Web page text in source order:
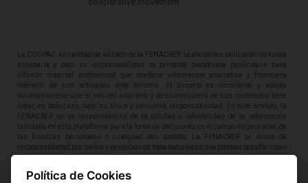
La COOPAC, en calidad de afiliado de la FENACREP, se encuentra utilizando de forma
voluntaria y bajo su responsabilidad la presente plataforma publicitaria para
difundir material audiovisual que contiene información asociativa y financiera
referente de sus activades ante terceros. El usuario es consciente y acepta
voluntariamente que el uso del sitio web y de cualesquiera de sus contenidos tiene
lugar, en todo caso, bajo su única y exclusiva responsabilidad. En este sentido, la
FENACREP no se responsabiliza de la utilidad o infalibilidad de la información
brindada en esta plataforma para la toma de decisiones en el campo empresarial, de
las finanzas personales o cualquier otro ámbito. La FENACREP se exime de
responsabilidad por daños y perjuicios de toda naturaleza que puedan resultar como
efecto de la falta de exactitud, veracidad, exhaustividad y/o actualidad de los
promoción y referencia de la COOPAC, conforme a la documentación que estos ofrecen
Política de Cookies